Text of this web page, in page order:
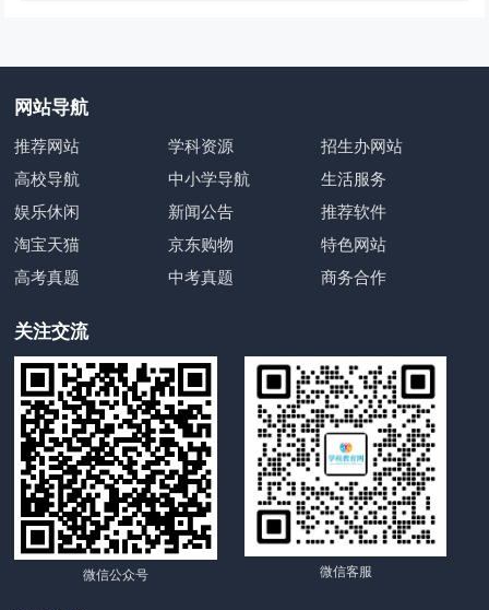
网站导航
推荐网站 学科资源
招生办网站
高校导航
中小学导航
生活服务
娱乐休闲
新闻公告
推荐软件
淘宝天猫
京东购物
特色网站
高考真题
中考真题 商务合作
关注交流
微信公众号 微信客服